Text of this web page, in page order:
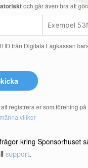
och går även bra att
ID från Digitala Lagkassan
registrera er som förening
villkor
kring Sponsorhuset
support.